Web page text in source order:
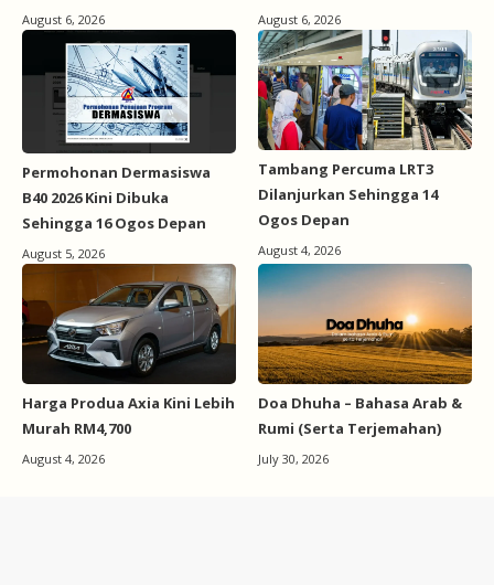
August 6, 2026 August 6, 2026
Permohonan Dermasiswa
B40 2026 Kini Dibuka
Sehingga 16 Ogos Depan
August 5, 2026
Tambang Percuma LRT3
Dilanjurkan Sehingga 14
Ogos Depan
August 4, 2026
Harga Produa Axia Kini Lebih
Murah RM4,700
August 4, 2026
Doa Dhuha – Bahasa Arab &
Rumi (Serta Terjemahan)
July 30, 2026